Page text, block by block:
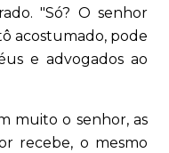
"Só? O senhor
acostumado, pode
e advogados ao
muito o senhor, as
recebe, o mesmo